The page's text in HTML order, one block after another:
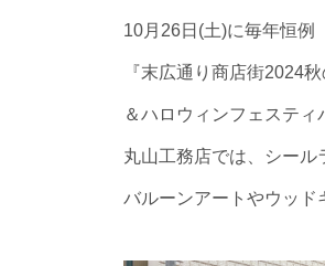
10月26日(土)に毎年恒例
『末広通り商店街2024
＆ハロウィンフェステ
丸山工務店では、シール
バルーンアートやウッド